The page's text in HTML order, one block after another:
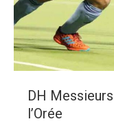
DH
l’Orée